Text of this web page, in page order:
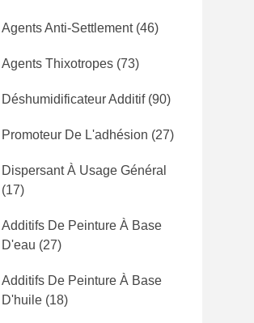
Agents Anti-Settlement(46)
Agents Thixotropes (73)
Déshumidificateur Additif(90)
Promoteur De L'adhésion (27)
Dispersant À Usage Général
(17)
Additifs De Peinture À Base
D'eau (27)
Additifs De Peinture À Base
D'huile (18)